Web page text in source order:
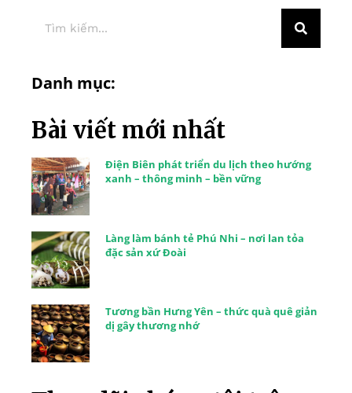
Danh mục:
Bài viết mới nhất
Điện Biên phát triển du lịch theo hướng
xanh – thông minh – bền vững
Làng làm bánh tẻ Phú Nhi – nơi lan tỏa
đặc sản xứ Đoài
Tương bần Hưng Yên – thức quà quê giản
dị gây thương nhớ